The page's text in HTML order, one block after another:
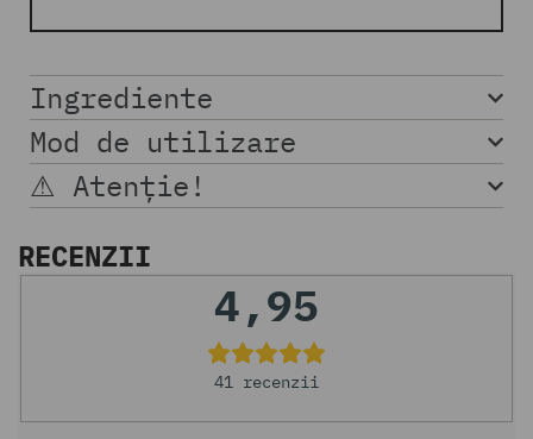
Ingrediente
Mod de utilizare
⚠︎ Atenție!
RECENZII
4,95
41 recenzii